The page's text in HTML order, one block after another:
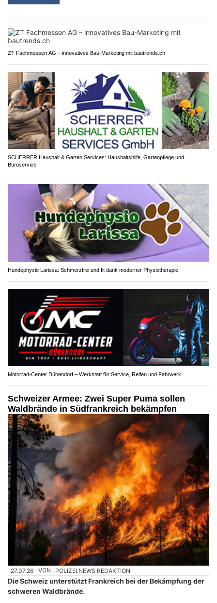
ZT Fachmessen AG – innovatives Bau-Marketing mit bautrends.ch
SCHERRER Haushalt & Garten Services: Haushaltshilfe, Gartenpflege und
Büroservice
Hundephysio Larissa: Schmerzfrei und fit dank moderner Physiotherapie
Motorrad-Center Dübendorf – Werkstatt für Service, Reifen und Fahrwerk
Schweizer Armee: Zwei Super Puma sollen
Waldbrände in Südfrankreich bekämpfen
27.07.26 VON POLIZEI.NEWS REDAKTION
Die Schweiz unterstützt Frankreich bei der Bekämpfung der
schweren Waldbrände.